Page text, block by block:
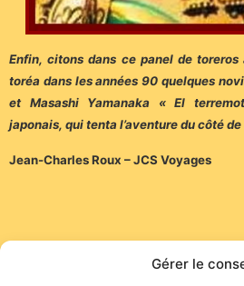
Gérer le
Enfin, citons dans ce panel de
toréa dans les années 90 quelques
et Masashi Yamanaka « El
japonais, qui tenta l’aventure du côté
Jean-Charles Roux – JCS Voyages